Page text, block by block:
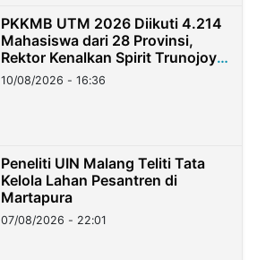
PKKMB UTM 2026 Diikuti 4.214
Mahasiswa dari 28 Provinsi,
Rektor Kenalkan Spirit Trunojoyo
Masa Kini
10/08/2026 - 16:36
Peneliti UIN Malang Teliti Tata
Kelola Lahan Pesantren di
Martapura
07/08/2026 - 22:01